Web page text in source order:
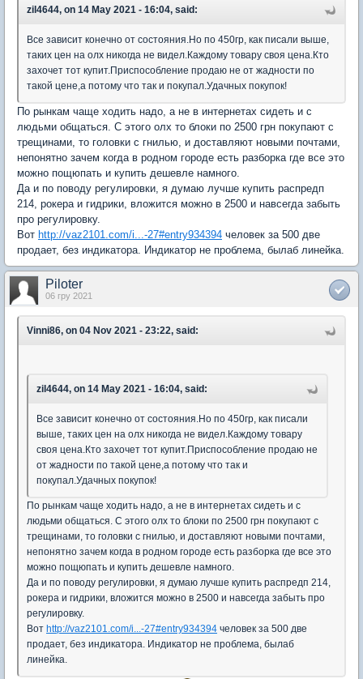
zil4644, on 14 May 2021 - 16:04, said:
Все зависит конечно от состояния.Но по 450гр, как писали выше,
таких цен на олх никогда не видел.Каждому товару своя цена.Кто
захочет тот купит.Приспособление продаю не от жадности по
такой цене,а потому что так и покупал.Удачных покупок!
По рынкам чаще ходить надо, а не в интернетах сидеть и с
людьми общаться. С этого олх то блоки по 2500 грн покупают с
трещинами, то головки с гнилью, и доставляют новыми почтами,
непонятно зачем когда в родном городе есть разборка где все это
можно пощюпать и купить дешевле намного.
Да и по поводу регулировки, я думаю лучше купить распредп
214, рокера и гидрики, вложится можно в 2500 и навсегда забыть
про регулировку.
Вот http://vaz2101.com/i...-27#entry934394 человек за 500 две
продает, без индикатора. Индикатор не проблема, былаб линейка.
Piloter
06 гру 2021
Vinni86, on 04 Nov 2021 - 23:22, said:
zil4644, on 14 May 2021 - 16:04, said:
Все зависит конечно от состояния.Но по 450гр, как писали
выше, таких цен на олх никогда не видел.Каждому товару
своя цена.Кто захочет тот купит.Приспособление продаю не
от жадности по такой цене,а потому что так и
покупал.Удачных покупок!
По рынкам чаще ходить надо, а не в интернетах сидеть и с
людьми общаться. С этого олх то блоки по 2500 грн покупают с
трещинами, то головки с гнилью, и доставляют новыми почтами,
непонятно зачем когда в родном городе есть разборка где все это
можно пощюпать и купить дешевле намного.
Да и по поводу регулировки, я думаю лучше купить распредп 214,
рокера и гидрики, вложится можно в 2500 и навсегда забыть про
регулировку.
Вот http://vaz2101.com/i...-27#entry934394 человек за 500 две
продает, без индикатора. Индикатор не проблема, былаб
линейка.